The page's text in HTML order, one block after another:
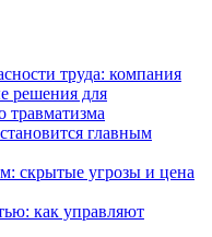
труда: компания
решения для
травматизма
главным
скрытые угрозы и цена
как управляют